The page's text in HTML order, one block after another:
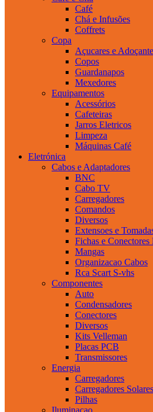
Café
Chá e Infusões
Coffrets
Copa
Açucares e
Copos
Guardanapos
Mexedores
Equipamentos
Acessórios
Cafeteiras
Jarros Eletricos
Limpeza
Máquinas Café
Eletrónica
Cabos e Adaptadores
BNC
Cabo TV
Carregadores
Comandos
Diversos
Extensoes e
Fichas e Conectores
Mangas
Organizacao Cabos
Rca Scart S-vhs
Componentes
Auto
Condensadores
Conectores
Diversos
Kits Velleman
Placas PCB
Transmissores
Energia
Carregadores
Carregadores Solares
Pilhas
Iluminacao